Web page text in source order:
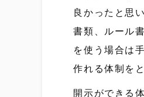
良かったと思
書類、ルール
を使う場合は
作れる体制を
開示ができる